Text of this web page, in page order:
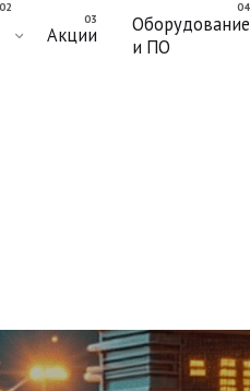
Акции
Оборудование
и ПО